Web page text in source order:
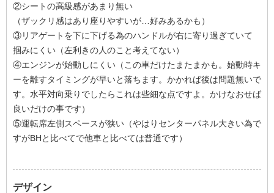
②シートの高級感があまり無い
（ザックリ感はあり座りやすいが…好みあるかも）
③リアゲートを下に下げる為のハンドルが右に寄り過ぎていて
掴みにくい（左利きの人のこと考えてない）
④エンジンが始動しにくい（この車だけたまたまかも。始動時キ
ーを離すタイミングが早いと落ちます。かかれば後は問題無いで
す。水平対向乗りでしたらこれは些細な点ですよ。かけなおせば
良いだけの事です）
⑤運転席左側スペースが狭い（やはりセンターパネル大きい為で
すがBHと比べてで他車と比べては普通です）
デザイン